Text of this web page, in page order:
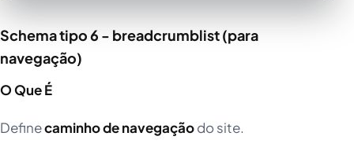
Schema tipo 6 - breadcrumblist (para
navegação)
O Que É
Definecaminho de navegaçãodo site.